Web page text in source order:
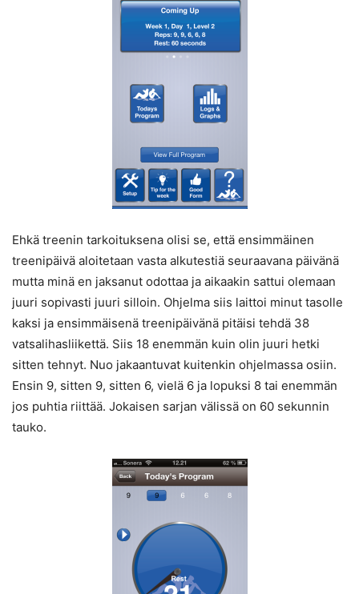
Ehkä treenin tarkoituksena olisi se, että ensimmäinen
treenipäivä aloitetaan vasta alkutestiä seuraavana päivänä
mutta minä en jaksanut odottaa ja aikaakin sattui olemaan
juuri sopivasti juuri silloin. Ohjelma siis laittoi minut tasolle
kaksi ja ensimmäisenä treenipäivänä pitäisi tehdä 38
vatsalihasliikettä. Siis 18 enemmän kuin olin juuri hetki
sitten tehnyt. Nuo jakaantuvat kuitenkin ohjelmassa osiin.
Ensin 9, sitten 9, sitten 6, vielä 6 ja lopuksi 8 tai enemmän
jos puhtia riittää. Jokaisen sarjan välissä on 60 sekunnin
tauko.